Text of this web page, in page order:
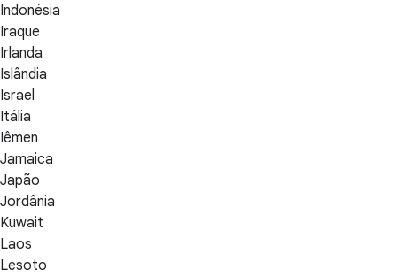
Indonésia
Iraque
Irlanda
Islândia
Israel
Itália
Iêmen
Jamaica
Japão
Jordânia
Kuwait
Laos
Lesoto